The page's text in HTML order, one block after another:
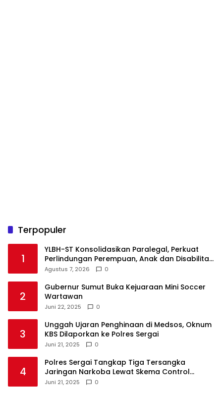
Terpopuler
1
YLBH-ST Konsolidasikan Paralegal, Perkuat
Perlindungan Perempuan, Anak dan Disabilitas
Agustus 7, 2026 0
2
Gubernur Sumut Buka Kejuaraan Mini Soccer
Wartawan
Juni 22, 2025 0
3
Unggah Ujaran Penghinaan di Medsos, Oknum
KBS Dilaporkan ke Polres Sergai
Juni 21, 2025 0
4
Polres Sergai Tangkap Tiga Tersangka
Jaringan Narkoba Lewat Skema Control
Delivery
Juni 21, 2025 0